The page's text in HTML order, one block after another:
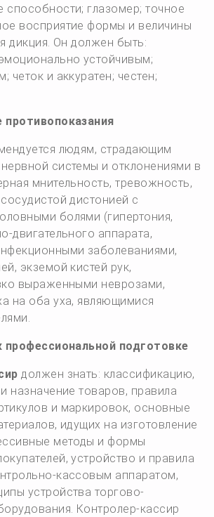
способности; глазомер; точное
восприятие формы и величины
дикция. Он должен быть:
устойчивым;
четок и аккуратен; честен;
людям, страдающим
системы и отклонениями в
мнительность, тревожность,
дистонией с
болями (гипертония,
двигательного аппарата,
заболеваниями,
экземой кистей рук,
выраженными неврозами,
на оба уха, являющимися
профессиональной подготовке
должен знать: классификацию,
назначение товаров, правила
и маркировок, основные
идущих на изготовление
методы и формы
устройство и правила
кассовым аппаратом,
устройства торгово-
Контролер-кассир